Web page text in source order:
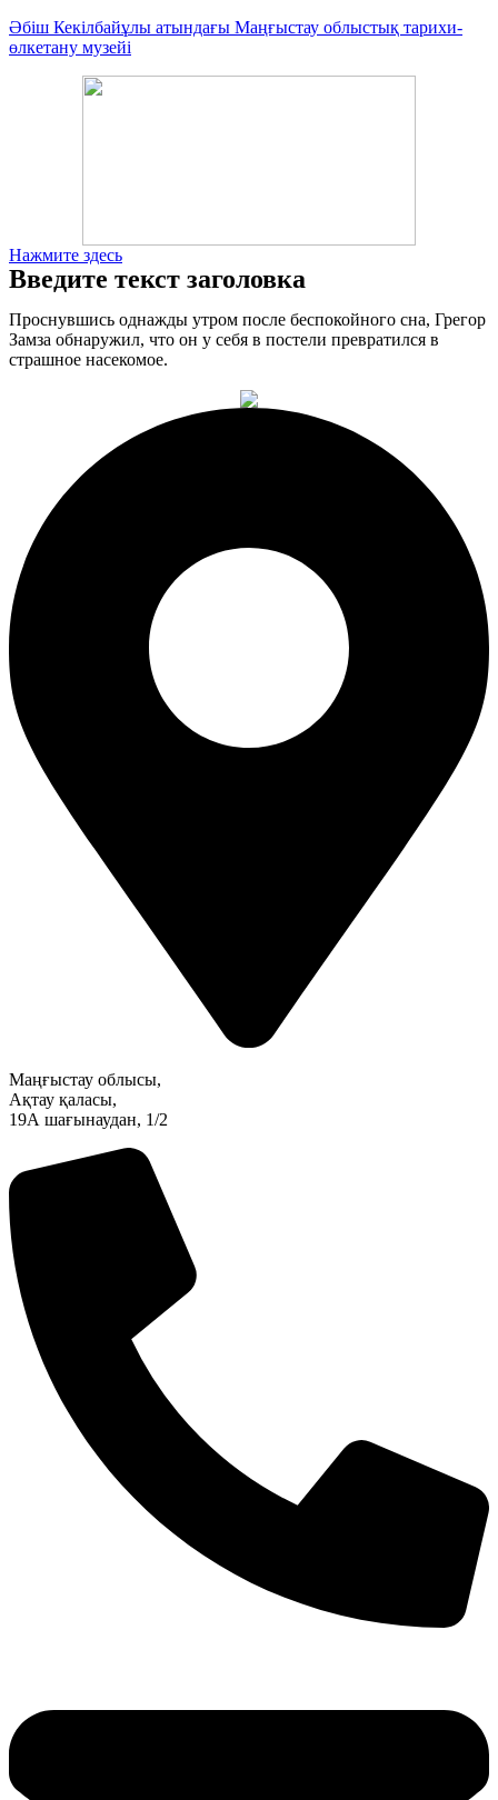
Әбіш Кекілбайұлы атындағы Маңғыстау облыстық тарихи-
өлкетану музейі
Нажмите здесь
Введите текст заголовка
Проснувшись однажды утром после беспокойного сна, Грегор
Замза обнаружил, что он у себя в постели превратился в
страшное насекомое.
Маңғыстау облысы,
Ақтау қаласы,
19А шағынаудан, 1/2